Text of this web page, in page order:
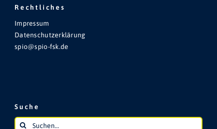
Rechtliches
Impressum
Datenschutzerklärung
spio@spio-fsk.de
Suche
Suche